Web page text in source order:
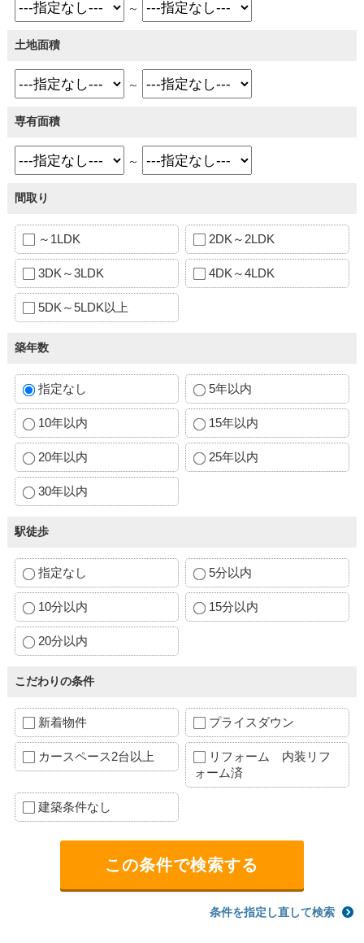
～
土地面積
～
専有面積
～
間取り
～1LDK 2DK～2LDK
3DK～3LDK 4DK～4LDK
5DK～5LDK以上
築年数
指定なし 5年以内
10年以内 15年以内
20年以内 25年以内
30年以内
駅徒歩
指定なし 5分以内
10分以内 15分以内
20分以内
こだわりの条件
新着物件 プライスダウン
カースペース2台以上
リフォーム 内装リフ
ォーム済
建築条件なし
条件を指定し直して検索